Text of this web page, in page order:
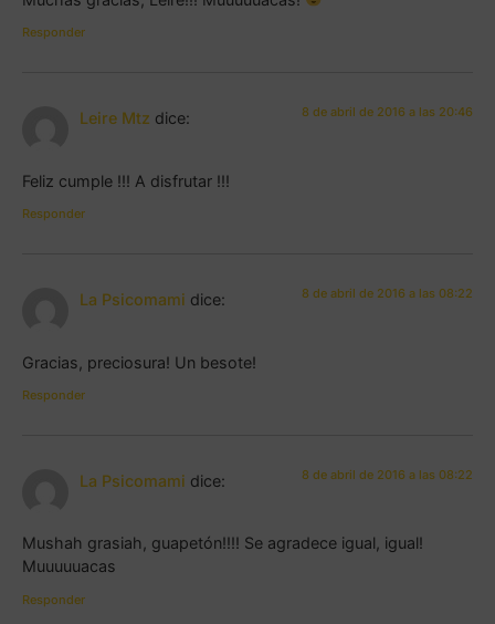
Responder
Leire Mtz dice: 8 de abril de 2016 a las 20:46
Feliz cumple !!! A disfrutar !!!
Responder
La Psicomami dice: 8 de abril de 2016 a las 08:22
Gracias, preciosura! Un besote!
Responder
La Psicomami dice: 8 de abril de 2016 a las 08:22
Mushah grasiah, guapetón!!!! Se agradece igual, igual!
Muuuuuacas
Responder